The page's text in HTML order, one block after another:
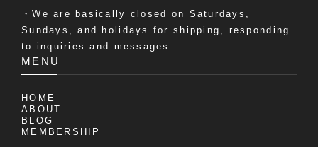
・We are basically closed on Saturdays,
Sundays, and holidays for shipping, responding
to inquiries and messages.
MENU
HOME
ABOUT
BLOG
MEMBERSHIP